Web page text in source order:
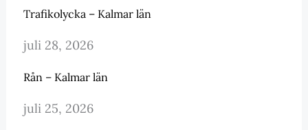
Trafikolycka – Kalmar län
juli 28, 2026
Rån – Kalmar län
juli 25, 2026